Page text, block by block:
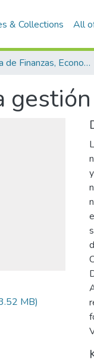
& Collections All
Escuela de Finanzas, Economía y Gobierno
MB)